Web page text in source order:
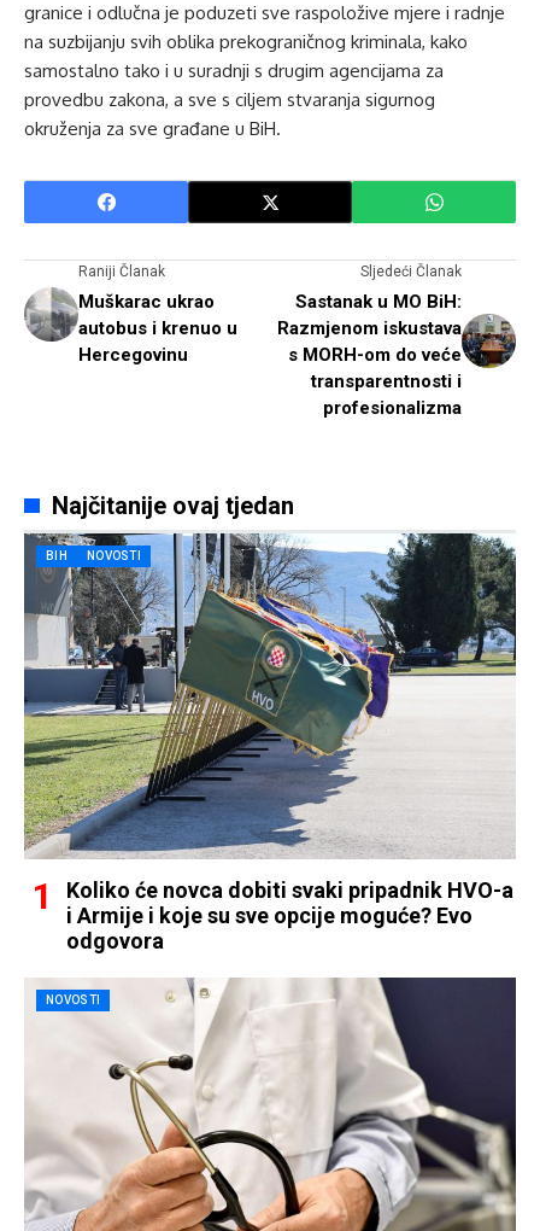
granice i odlučna je poduzeti sve raspoložive mjere i radnje
na suzbijanju svih oblika prekograničnog kriminala, kako
samostalno tako i u suradnji s drugim agencijama za
provedbu zakona, a sve s ciljem stvaranja sigurnog
okruženja za sve građane u BiH.
Raniji Članak
Muškarac ukrao
autobus i krenuo u
Hercegovinu
Sljedeći Članak
Sastanak u MO BiH:
Razmjenom iskustava
s MORH-om do veće
transparentnosti i
profesionalizma
Najčitanije ovaj tjedan
BIH NOVOSTI
Koliko će novca dobiti svaki pripadnik HVO-a
i Armije i koje su sve opcije moguće? Evo
odgovora
NOVOSTI